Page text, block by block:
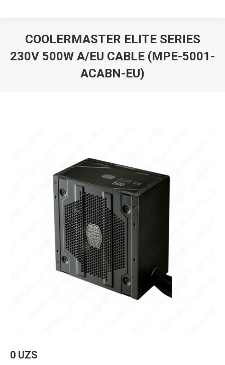
COOLERMASTER ELITE SERIES
230V 500W A/EU CABLE (MPE-5001-
ACABN-EU)
0 UZS